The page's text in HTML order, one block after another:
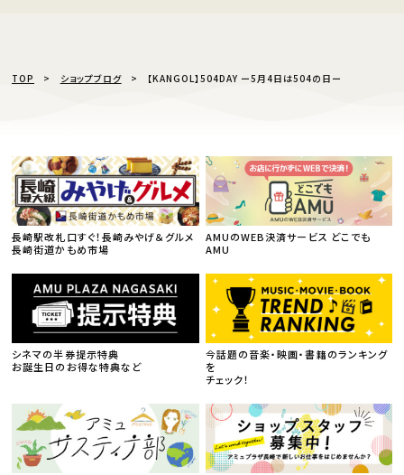
TOP ショップブログ 【KANGOL】504DAY ー5月4日は504の日ー
長崎駅改札口すぐ！長崎みやげ＆グルメ
長崎街道かもめ市場
AMUのWEB決済サービス どこでも
AMU
シネマの半券提示特典
お誕生日のお得な特典など
今話題の音楽・映画・書籍のランキング
を
チェック！